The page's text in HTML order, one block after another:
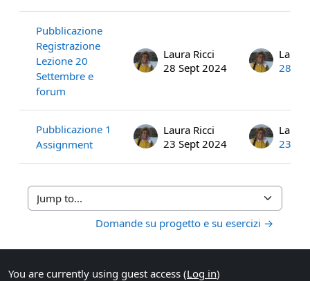
Pubblicazione
Registrazione
Lezione 20
Settembre e
forum
Laura Ricci
28 Sept 2024
Laura
28
Pubblicazione 1
Assignment
Laura Ricci
23 Sept 2024
Laura
23
Jump to...
Domande su progetto e su esercizi →
You are currently using guest access (Log in)